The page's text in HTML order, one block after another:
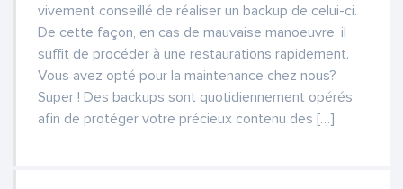
vivement conseillé de réaliser un backup de celui-ci.
De cette façon, en cas de mauvaise manoeuvre, il
suffit de procéder à une restaurations rapidement.
Vous avez opté pour la maintenance chez nous?
Super ! Des backups sont quotidiennement opérés
afin de protéger votre précieux contenu des […]